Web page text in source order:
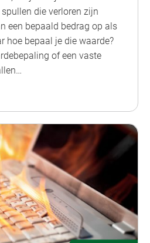
die verloren zijn
een bepaald bedrag op als
hoe bepaal je die waarde?
of een vaste